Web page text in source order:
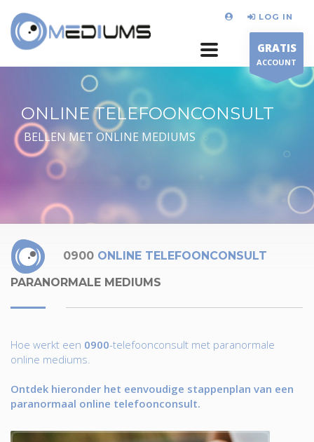
LOG IN
GRATIS
ACCOUNT
ONLINE TELEFOONCONSULT
BELLEN MET ONLINE MEDIUMS
0900 ONLINE TELEFOONCONSULT
PARANORMALE MEDIUMS
Hoe werkt een 0900-telefoonconsult met paranormale
online mediums.
Ontdek hieronder het eenvoudige stappenplan van een
paranormaal online telefoonconsult.